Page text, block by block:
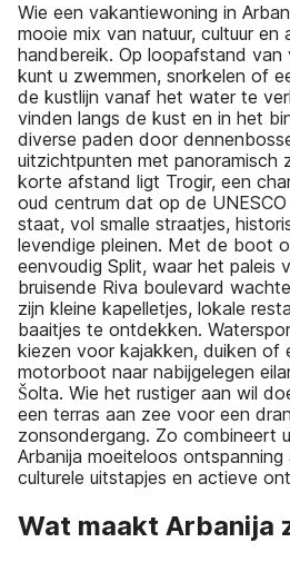
Wie een vakantiewoning in
mooie mix van natuur, cultuur en
handbereik. Op loopafstand van
kunt u zwemmen, snorkelen of
de kustlijn vanaf het water te
vinden langs de kust en in het
diverse paden door
uitzichtpunten met panoramisch
korte afstand ligt Trogir, een
oud centrum dat op de
staat, vol smalle straatjes,
levendige pleinen. Met de boot
eenvoudig Split, waar het paleis
bruisende Riva boulevard
zijn kleine kapelletjes, lokale
baaitjes te ontdekken.
kiezen voor kajakken, duiken of
motorboot naar nabijgelegen
Šolta. Wie het rustiger aan wil
een terras aan zee voor een
zonsondergang. Zo combineert
Arbanija moeiteloos
culturele uitstapjes en actieve
Wat maakt Arbanija